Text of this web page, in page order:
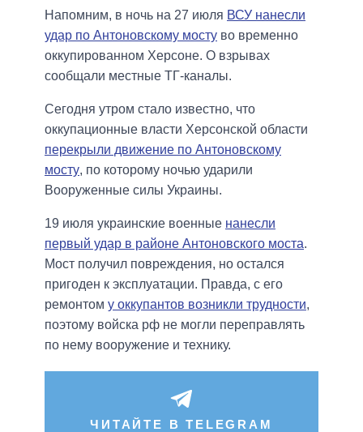
Напомним, в ночь на 27 июля ВСУ нанесли
удар по Антоновскому мосту во временно
оккупированном Херсоне. О взрывах
сообщали местные ТГ-каналы.
Сегодня утром стало известно, что
оккупационные власти Херсонской области
перекрыли движение по Антоновскому
мосту, по которому ночью ударили
Вооруженные силы Украины.
19 июля украинские военные нанесли
первый удар в районе Антоновского моста.
Мост получил повреждения, но остался
пригоден к эксплуатации. Правда, с его
ремонтом у оккупантов возникли трудности,
поэтому войска рф не могли переправлять
по нему вооружение и технику.
ЧИТАЙТЕ В TELEGRAM